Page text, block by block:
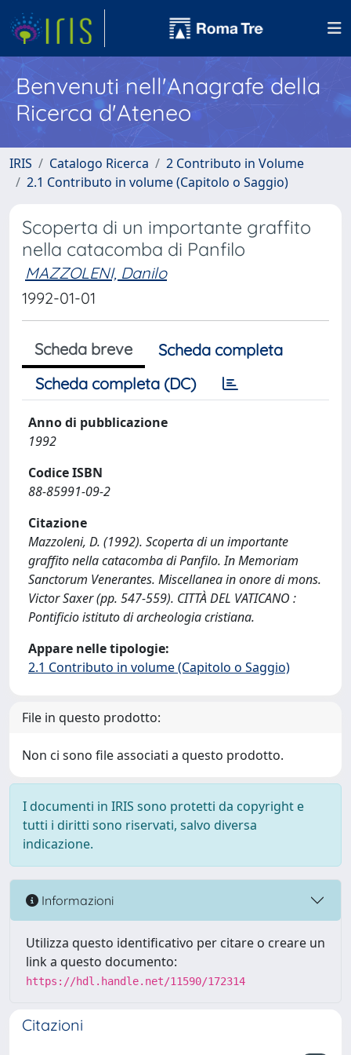
Benvenuti nell'Anagrafe della
Ricerca d'Ateneo
IRIS Catalogo Ricerca
2 Contributo in Volume
2.1 Contributo in volume (Capitolo o Saggio)
Scoperta di un importante graffito
nella catacomba di Panfilo
MAZZOLENI, Danilo
1992-01-01
Scheda breve
Scheda completa
Scheda completa (DC)
Anno di pubblicazione
1992
Codice ISBN
88-85991-09-2
Citazione
Mazzoleni, D. (1992). Scoperta di un importante
graffito nella catacomba di Panfilo. In Memoriam
Sanctorum Venerantes. Miscellanea in onore di mons.
Victor Saxer (pp. 547-559). CITTÀ DEL VATICANO :
Pontificio istituto di archeologia cristiana.
Appare nelle tipologie:
2.1 Contributo in volume (Capitolo o Saggio)
File in questo prodotto:
Non ci sono file associati a questo prodotto.
I documenti in IRIS sono protetti da copyright e
tutti i diritti sono riservati, salvo diversa
indicazione.
Informazioni
Utilizza questo identificativo per citare o creare un
link a questo documento:
https://hdl.handle.net/11590/172314
Citazioni